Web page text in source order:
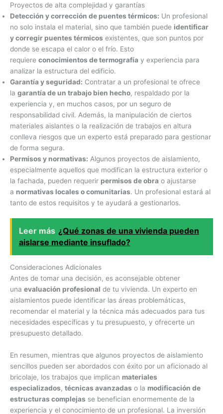
Proyectos de alta complejidad y garantías
Detección y corrección de puentes térmicos: Un profesional
no solo instala el material, sino que también puede identificar
y corregir puentes térmicos existentes, que son puntos por
donde se escapa el calor o el frío. Esto
requiere conocimientos de termografía y experiencia para
analizar la estructura del edificio.
Garantía y seguridad: Contratar a un profesional te ofrece
la garantía de un trabajo bien hecho, respaldado por la
experiencia y, en muchos casos, por un seguro de
responsabilidad civil. Además, la manipulación de ciertos
materiales aislantes o la realización de trabajos en altura
conlleva riesgos que un experto está preparado para gestionar
de forma segura.
Permisos y normativas: Algunos proyectos de aislamiento,
especialmente aquellos que modifican la estructura exterior o
la fachada, pueden requerir permisos de obra o ajustarse
a normativas locales o comunitarias. Un profesional estará al
tanto de estos requisitos y te ayudará a gestionarlos.
Leer más ¿Qué zonas de una vivienda pueden
aislarse mediante insuflado?
Consideraciones Adicionales
Antes de tomar una decisión, es aconsejable obtener
una evaluación profesional de tu vivienda. Un experto en
aislamientos puede identificar las áreas problemáticas,
recomendar el material y la técnica más adecuados para tus
necesidades específicas y tu presupuesto, y ofrecerte un
presupuesto detallado.
En resumen, mientras que algunos proyectos de aislamiento
sencillos pueden ser abordados con éxito por un aficionado al
bricolaje, los trabajos que implican materiales
especializados, técnicas avanzadas o la modificación de
estructuras complejas se benefician enormemente de la
experiencia y el conocimiento de un profesional. La inversión